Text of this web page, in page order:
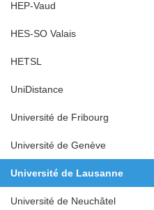
HEP-Vaud
HES-SO Valais
HETSL
UniDistance
Université de Fribourg
Université de Genève
Université de Lausanne
Université de Neuchâtel